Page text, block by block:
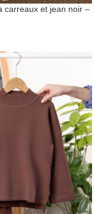
carreaux et jean noir –